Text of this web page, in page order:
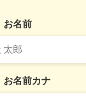
お名前
お名前カナ